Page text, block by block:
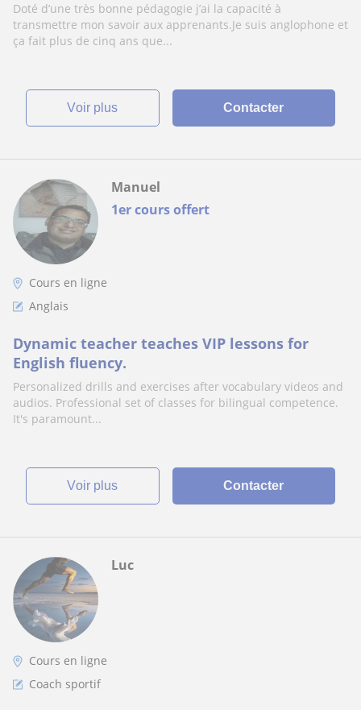
Doté d’une très bonne pédagogie j’ai la capacité à
transmettre mon savoir aux apprenants.Je suis anglophone et
ça fait plus de cinq ans que...
voir plus Contacter
1er cours offert
Manuel
Cours en ligne
Anglais
Dynamic teacher teaches VIP lessons for
English fluency.
Personalized drills and exercises after vocabulary videos and
audios. Professional set of classes for bilingual competence.
It's paramount...
voir plus Contacter
Luc
Cours en ligne
Coach sportif